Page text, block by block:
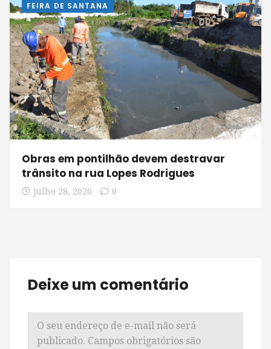
FEIRA DE SANTANA
Obras em pontilhão devem destravar
trânsito na rua Lopes Rodrigues
julho 28, 2026 0
Deixe um comentário
O seu endereço de e-mail não será
publicado. Campos obrigatórios são